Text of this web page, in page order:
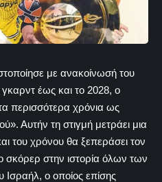
με ανακοίνωσή του
έως και το 2028, ο
περισσότερα χρόνια ως
Αυτήν τη στιγμή μετράει μια
του χρόνου θα ξεπεράσει τον
σκόρερ στην ιστορία όλων των
ο οποίος επίσης